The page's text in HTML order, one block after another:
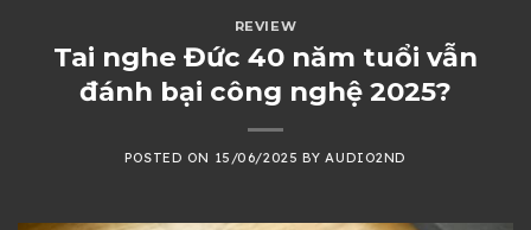
REVIEW
Tai nghe Đức 40 năm tuổi vẫn
đánh bại công nghệ 2025?
POSTED ON 15/06/2025 BYAUDIO2ND